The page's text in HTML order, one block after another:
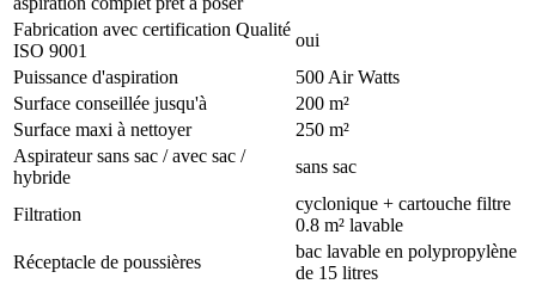
Fabrication avec certification Qualité
ISO 9001
oui
Puissance d'aspiration
500 Air Watts
Surface conseillée jusqu'à
200 m²
Surface maxi à nettoyer
250 m²
Aspirateur sans sac / avec sac /
hybride
sans sac
Filtration
cyclonique + cartouche filtre
0.8 m² lavable
Réceptacle de poussières
bac lavable en polypropylène
de 15 litres